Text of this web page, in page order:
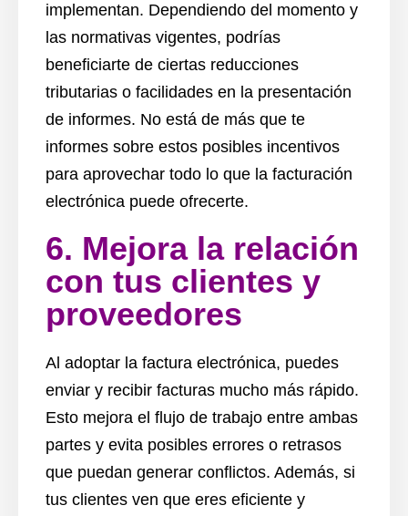
implementan. Dependiendo del momento y
las normativas vigentes, podrías
beneficiarte de ciertas reducciones
tributarias o facilidades en la presentación
de informes. No está de más que te
informes sobre estos posibles incentivos
para aprovechar todo lo que la facturación
electrónica puede ofrecerte.
6. Mejora la relación
con tus clientes y
proveedores
Al adoptar la factura electrónica, puedes
enviar y recibir facturas mucho más rápido.
Esto mejora el flujo de trabajo entre ambas
partes y evita posibles errores o retrasos
que puedan generar conflictos. Además, si
tus clientes ven que eres eficiente y